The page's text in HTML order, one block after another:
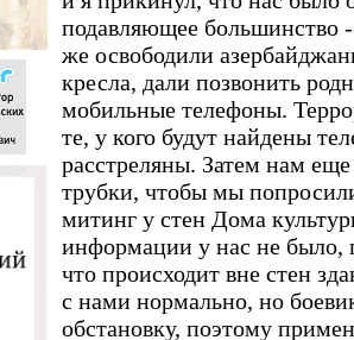
подавляющее большинство
же освободили
кресла, дали позвонить
мобильные телефоны.
те, у кого будут найдены
расстреляны. Затем нам
трубки, чтобы мы
митинг у стен Дома
информации у нас не было,
что происходит вне стен
с нами нормально, но
обстановку, поэтому